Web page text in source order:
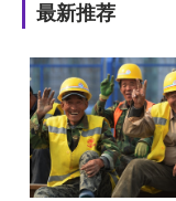
最新推荐